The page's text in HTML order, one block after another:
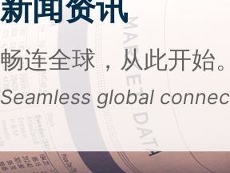
畅连全球，从此开始
Seamless global